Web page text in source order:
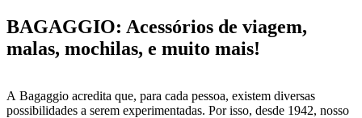
BAGAGGIO: Acessórios de viagem,
malas, mochilas, e muito mais!
A Bagaggio acredita que, para cada pessoa, existem diversas
possibilidades a serem experimentadas. Por isso, desde 1942, nosso